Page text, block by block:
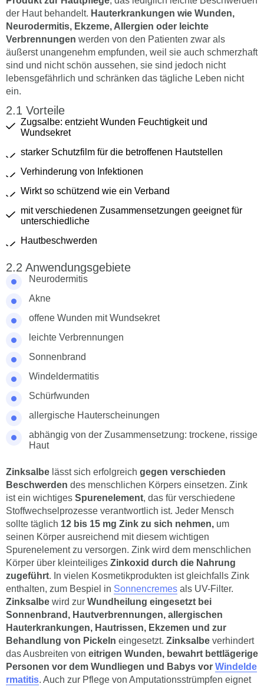
der Haut behandelt. Hauterkrankungen wie Wunden,
Neurodermitis, Ekzeme, Allergien oder leichte
Verbrennungen werden von den Patienten zwar als
äußerst unangenehm empfunden, weil sie auch schmerzhaft
sind und nicht schön aussehen, sie sind jedoch nicht
lebensgefährlich und schränken das tägliche Leben nicht
ein.
Vorteile
Zugsalbe: entzieht Wunden Feuchtigkeit und
Wundsekret
starker Schutzfilm für die betroffenen Hautstellen
Verhinderung von Infektionen
Wirkt so schützend wie ein Verband
mit verschiedenen Zusammensetzungen geeignet für
unterschiedliche
Hautbeschwerden
Anwendungsgebiete
Neurodermitis
Akne
offene Wunden mit Wundsekret
leichte Verbrennungen
Sonnenbrand
Windeldermatitis
Schürfwunden
allergische Hauterscheinungen
abhängig von der Zusammensetzung: trockene, rissige
Haut
Zinksalbe lässt sich erfolgreich gegen verschieden
Beschwerden des menschlichen Körpers einsetzen. Zink
ist ein wichtiges Spurenelement, das für verschiedene
Stoffwechselprozesse verantwortlich ist. Jeder Mensch
sollte täglich 12 bis 15 mg Zink zu sich nehmen, um
seinen Körper ausreichend mit diesem wichtigen
Spurenelement zu versorgen. Zink wird dem menschlichen
Körper über kleinteiliges Zinkoxid durch die Nahrung
zugeführt. In vielen Kosmetikprodukten ist gleichfalls Zink
enthalten, zum Bespiel in Sonnencremes als UV-Filter.
Zinksalbe wird zur Wundheilung eingesetzt bei
Sonnenbrand, Hautverbrennungen, allergischen
Hauterkrankungen, Hautrissen, Ekzemen und zur
Behandlung von Pickeln eingesetzt. Zinksalbe verhindert
das Ausbreiten von eitrigen Wunden, bewahrt bettlägerige
Personen vor dem Wundliegen und Babys vor Windelde
rmatitis. Auch zur Pflege von Amputationsstrümpfen eignet